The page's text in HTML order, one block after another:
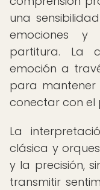
una
emociones y
partitura. La
emoción a
para
conectar con el
La
clásica y
y la precisión,
transmitir